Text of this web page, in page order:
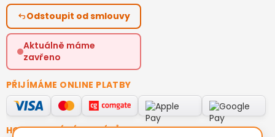
Odstoupit od smlouvy
Aktuálně máme
zavřeno
PŘIJÍMÁME ONLINE PLATBY
HODNOCENÍ ZÁKAZNÍKŮ